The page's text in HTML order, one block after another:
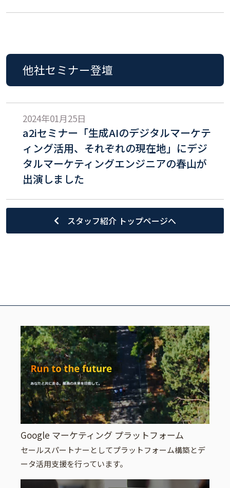
他社セミナー登壇
2024年01月25日
a2iセミナー「生成AIのデジタルマーケテ
ィング活用、それぞれの現在地」にデジ
タルマーケティングエンジニアの春山が
出演しました
スタッフ紹介 トップページへ
Google マーケティング プラットフォーム
セールスパートナーとしてプラットフォーム構築とデ
ータ活用支援を行っています。